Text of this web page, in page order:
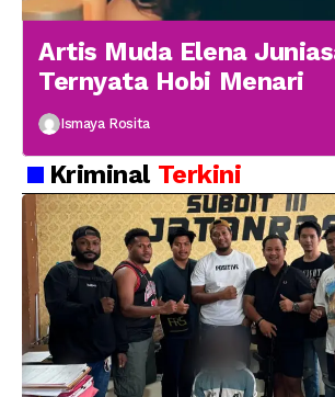
Artis Muda Elena
Ternyata Hobi Menari
Ismaya Rosita
Kriminal Terkini